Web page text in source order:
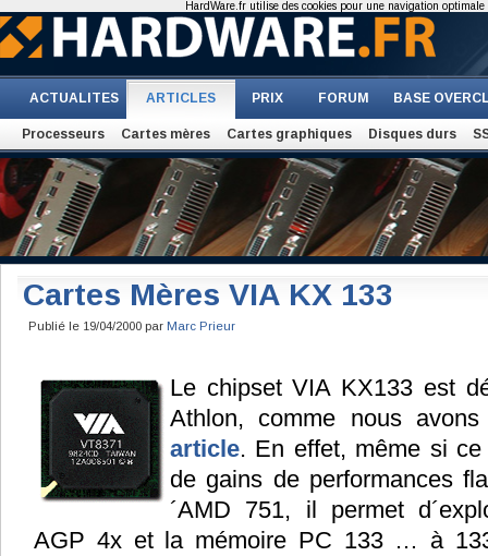
ACTUALITES ARTICLES PRIX FORUM BASE
Processeurs Cartes mères Cartes graphiques Disques durs
Cartes Mères VIA KX 133
Publié le 19/04/2000 par Marc Prieur
Le chipset VIA KX133 est
Athlon, comme nous
article. En effet, même si ce
de gains de performances
´AMD 751, il permet
AGP 4x et la mémoire PC 133 … à
HardWare.fr utilise des cookies pour une navigation